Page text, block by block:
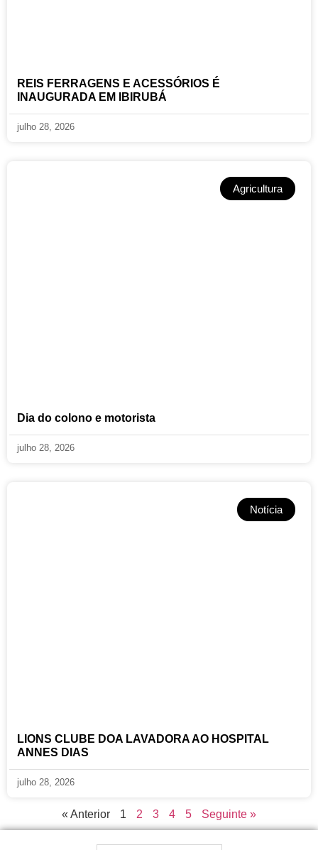
REIS FERRAGENS E ACESSÓRIOS É
INAUGURADA EM IBIRUBÁ
julho 28, 2026
Agricultura
Dia do colono e motorista
julho 28, 2026
Notícia
LIONS CLUBE DOA LAVADORA AO HOSPITAL
ANNES DIAS
julho 28, 2026
« Anterior 1 2 3 4 5 Seguinte »